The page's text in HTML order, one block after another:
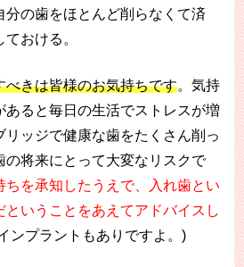
分の歯をほとんど削らなくて済
おける。
べきは皆様のお気持ちです。気持
あると毎日の生活でストレスが増
リッジで健康な歯をたくさん削っ
の将来にとって大変なリスクで
ちを承知したうえで、入れ歯とい
ということをあえてアドバイスし
ンプラントもありですよ。)